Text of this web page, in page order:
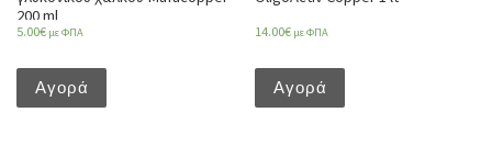
200 ml
5.00€ με ΦΠΑ
Αγορά
14.00€ με ΦΠΑ
Αγορά